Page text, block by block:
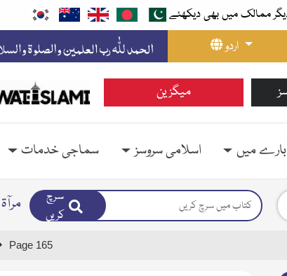
ممالک میں بھی دیکھئے
اردو
میگزین
میں اسلامی سروسز سماجی خدمات
سرچ
کریں
Page 165